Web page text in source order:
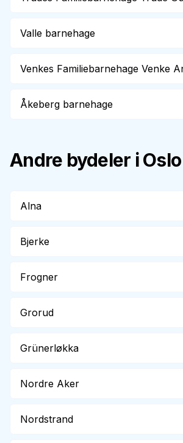
Valle barnehage
Venkes Familiebarnehage Venke
Åkeberg barnehage
Andre bydeler i Oslo
Alna
Bjerke
Frogner
Grorud
Grünerløkka
Nordre Aker
Nordstrand